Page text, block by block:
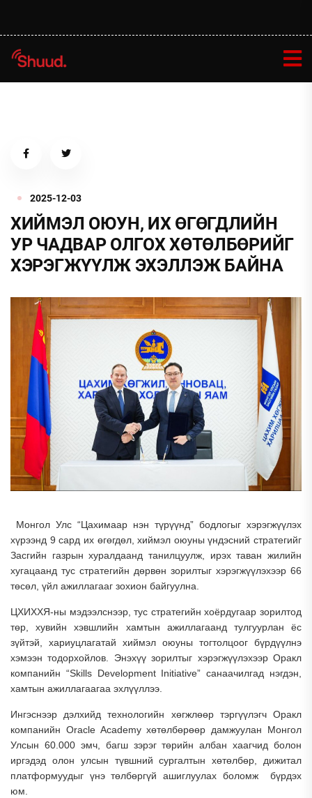
2025-12-03
ХИЙМЭЛ ОЮУН, ИХ ӨГӨГДЛИЙН
УР ЧАДВАР ОЛГОХ ХӨТӨЛБӨРИЙГ
ХЭРЭГЖҮҮЛЖ ЭХЭЛЛЭЖ БАЙНА
Монгол Улс “Цахимаар нэн түрүүнд” бодлогыг хэрэгжүүлэх
хүрээнд 9 сард их өгөгдөл, хиймэл оюуны үндэсний стратегийг
Засгийн газрын хуралдаанд танилцуулж, ирэх таван жилийн
хугацаанд тус стратегийн дөрвөн зорилтыг хэрэгжүүлэхээр 66
төсөл, үйл ажиллагааг зохион байгуулна.
ЦХИХХЯ-ны мэдээлснээр, тус стратегийн хоёрдугаар зорилтод
төр, хувийн хэвшлийн хамтын ажиллагаанд тулгуурлан ёс
зүйтэй, хариуцлагатай хиймэл оюуны тогтолцоог бүрдүүлнэ
хэмээн тодорхойлов. Энэхүү зорилтыг хэрэгжүүлэхээр Оракл
компанийн “Skills Development Initiative” санаачилгад нэгдэн,
хамтын ажиллагаагаа эхлүүллээ.
Ингэснээр дэлхийд технологийн хөгжлөөр тэргүүлэгч Оракл
компанийн Oracle Academy хөтөлбөрөөр дамжуулан Монгол
Улсын 60.000 эмч, багш зэрэг төрийн албан хаагчид болон
иргэдэд олон улсын түвшний сургалтын хөтөлбөр, дижитал
платформуудыг үнэ төлбөргүй ашиглуулах боломж бүрдэх
юм.